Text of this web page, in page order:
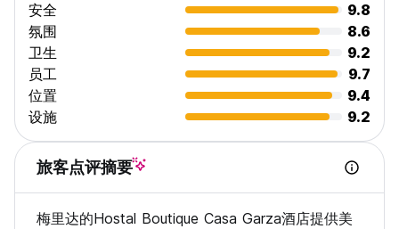
安全
9.8
氛围
8.6
卫生
9.2
员工
9.7
位置
9.4
设施
9.2
旅客点评摘要
梅里达的Hostal Boutique Casa Garza酒店提供美